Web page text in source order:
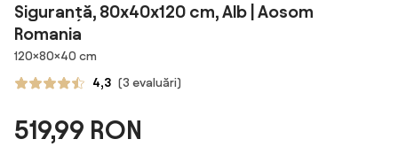
Siguranță, 80x40x120 cm, Alb | Aosom
Romania
Dimensiuni
120×80×40 cm
4,3 (3 evaluări)
519,99 RON